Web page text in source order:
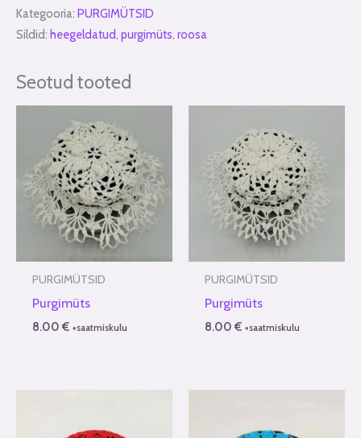
Kategooria: PURGIMÜTSID
Sildid: heegeldatud, purgimüts, roosa
Seotud tooted
PURGIMÜTSID
Purgimüts
8.00€ +saatmiskulu
PURGIMÜTSID
Purgimüts
8.00€ +saatmiskulu